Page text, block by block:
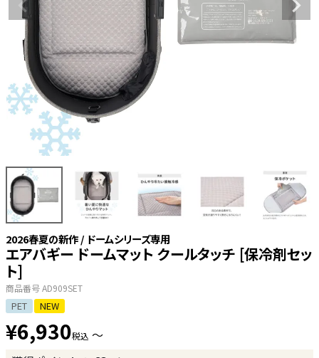
2026春夏の新作 / ドームシリーズ専用
エアバギー ドームマット クールタッチ [保冷剤セッ
ト]
商品番号AD909SET
PET NEW
¥6,930税込 〜